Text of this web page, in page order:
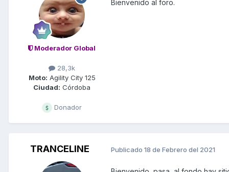
Moderador Global
28,3k
Moto: Agility City 125
Ciudad: Córdoba
Donador
Bienvenido al foro.
TRANCELINE Publicado 18 de Febrero del 2021